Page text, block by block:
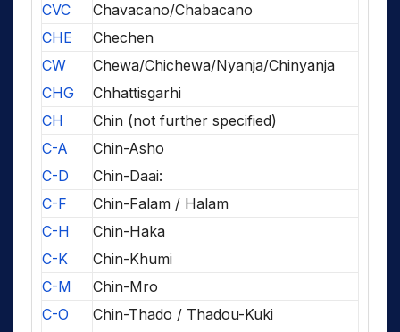
CVC
Chavacano/Chabacano
CHE
Chechen
CW
Chewa/Chichewa/Nyanja/Chinyanja
CHG
Chhattisgarhi
CH
Chin (not further specified)
C-A
Chin-Asho
C-D
Chin-Daai:
C-F
Chin-Falam / Halam
C-H
Chin-Haka
C-K
Chin-Khumi
C-M
Chin-Mro
C-O
Chin-Thado / Thadou-Kuki